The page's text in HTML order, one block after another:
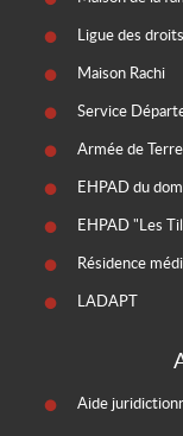
Ligue des
Maison Rachi
Service
Armée de Terre
EHPAD du
EHPAD "Les
Résidence
LADAPT
Aide